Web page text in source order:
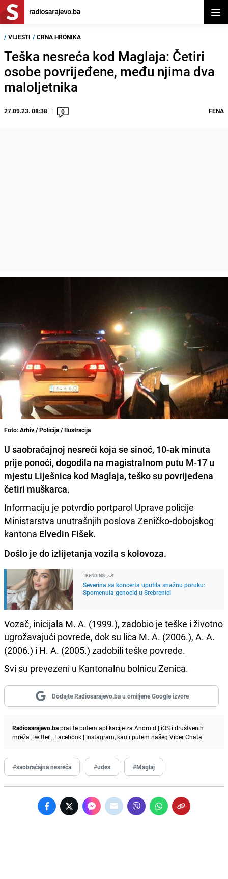
/ VIJESTI / CRNA HRONIKA
Teška nesreća kod Maglaja: Četiri
osobe povrijeđene, među njima dva
maloljetnika
27.09.23. 08:38 0 FENA
Foto: Arhiv / Policija / Ilustracija
U saobraćajnoj nesreći koja se sinoć, 10-ak minuta
prije ponoći, dogodila na magistralnom putu M-17 u
mjestu Liješnica kod Maglaja, teško su povrijeđena
četiri muškarca.
Informaciju je potvrdio portparol Uprave policije
Ministarstva unutrašnjih poslova Zeničko-dobojskog
kantona Elvedin Fišek.
Došlo je do izlijetanja vozila s kolovoza.
TRENDING
Severina sa koncerta uputila snažnu poruku:
Spomenula genocid u Srebrenici
Vozač, inicijala M. A. (1999.), zadobio je teške i životno
ugrožavajući povrede, dok su lica M. A. (2006.), A. A.
(2006.) i H. A. (2005.) zadobili teške povrede.
Svi su prevezeni u Kantonalnu bolnicu Zenica.
Dodajte Radiosarajevo.ba u omiljene Google izvore
Radiosarajevo.bapratite putem aplikacije za Android | iOS i društvenih
mreža Twitter | Facebook | Instagram, kao i putem našeg ViberChata.
#saobraćajna nesreća #udes #Maglaj